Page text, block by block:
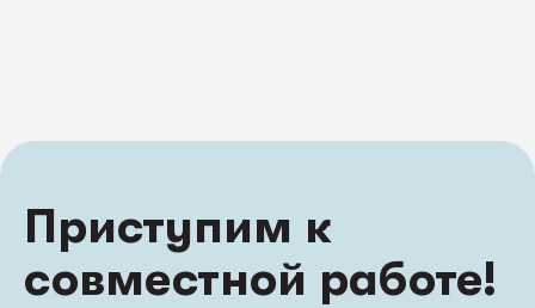
Приступим к
совместной работе!